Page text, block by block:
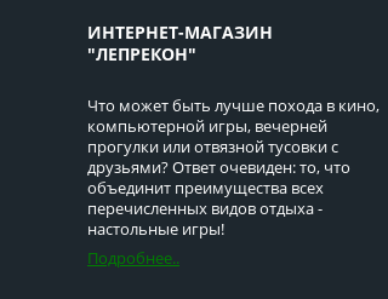
ИНТЕРНЕТ-МАГАЗИН
"ЛЕПРЕКОН"
Что может быть лучше похода в кино,
компьютерной игры, вечерней
прогулки или отвязной тусовки с
друзьями? Ответ очевиден: то, что
объединит преимущества всех
перечисленных видов отдыха -
настольные игры!
Подробнее..